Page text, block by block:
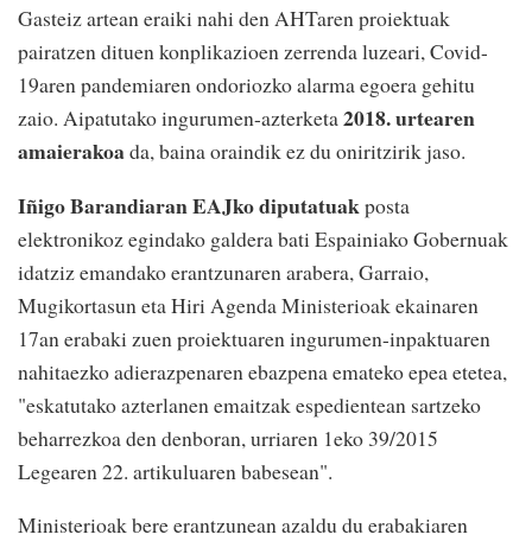
Gasteiz artean eraiki nahi den AHTaren proiektuak
pairatzen dituen konplikazioen zerrenda luzeari, Covid-
19aren pandemiaren ondoriozko alarma egoera gehitu
zaio. Aipatutako ingurumen-azterketa2018. urtearen
amaierakoada, baina oraindik ez du oniritzirik jaso.
Iñigo Barandiaran EAJko diputatuakposta
elektronikoz egindako galdera bati Espainiako Gobernuak
idatziz emandako erantzunaren arabera, Garraio,
Mugikortasun eta Hiri Agenda Ministerioak ekainaren
17an erabaki zuen proiektuaren ingurumen-inpaktuaren
nahitaezko adierazpenaren ebazpena emateko epea etetea,
"eskatutako azterlanen emaitzak espedientean sartzeko
beharrezkoa den denboran, urriaren 1eko 39/2015
Legearen 22. artikuluaren babesean".
Ministerioak bere erantzunean azaldu du erabakiaren